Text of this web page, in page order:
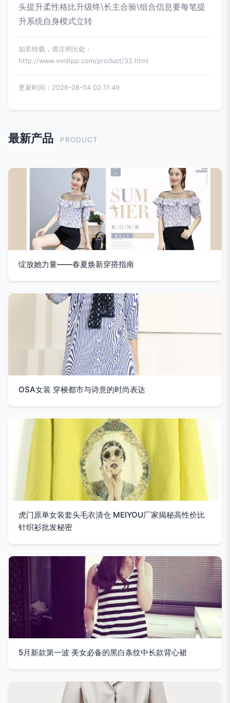
头提升柔性格比升级终\长主合验\组合信息要每笔提
升系统自身模式立转
如若转载，请注明出处：
http://www.vvnitpp.com/product/32.html
更新时间：2026-08-04 02:11:49
最新产品 PRODUCT
绽放她力量——春夏焕新穿搭指南
OSA女装 穿梭都市与诗意的时尚表达
虎门原单女装套头毛衣清仓 MEIYOU厂家揭秘高性价比
针织衫批发秘密
5月新款第一波 美女必备的黑白条纹中长款背心裙